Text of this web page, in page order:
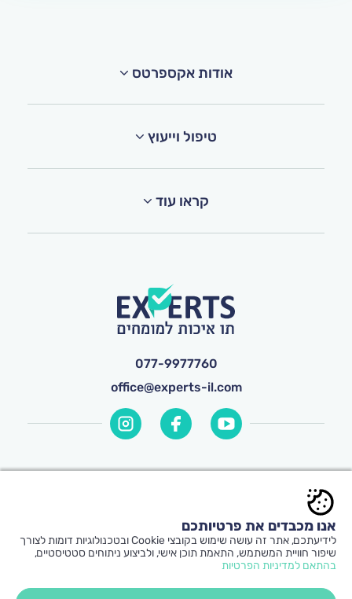
אודות אקספרטס
טיפול וייעוץ
קראו עוד
077-9977760
office@experts-il.com
© כל הזכויות שמורות ל-
תקנון אתר ותנאי שימוש|הצהרת נגישות|
הצטרפות מומחים
אנו מכבדים את פרטיותכם
לידיעתכם, אתר זה עושה שימוש בקובצי Cookie ובטכנולוגיות דומות לצורך
שיפור חוויית המשתמש, התאמת תוכן אישי, ולביצוע ניתוחים סטטיסטיים,
בהתאם למדיניות הפרטיות